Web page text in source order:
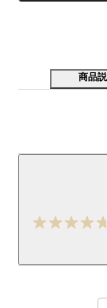
商品
汗ばむ夏に最適